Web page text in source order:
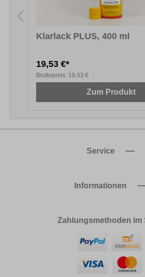
Klarlack PLUS, 400 ml
19,53 €*
Bruttopreis: 19,53 €
Zum Produkt
Service
Informationen
Zahlungsmethoden im